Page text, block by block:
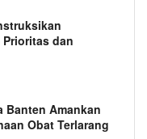
Prioritas dan
Banten Amankan
Obat Terlarang